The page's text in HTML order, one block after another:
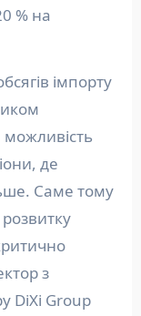
% на
імпорту
можливість
де
Саме тому
з
DiXi Group